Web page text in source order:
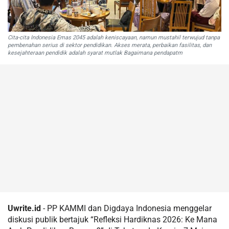
Cita-cita Indonesia Emas 2045 adalah keniscayaan, namun mustahil terwujud tanpa
pembenahan serius di sektor pendidikan. Akses merata, perbaikan fasilitas, dan
kesejahteraan pendidik adalah syarat mutlak Bagaimana pendapatm
Uwrite.id - PP KAMMI dan Digdaya Indonesia menggelar
diskusi publik bertajuk “Refleksi Hardiknas 2026: Ke Mana